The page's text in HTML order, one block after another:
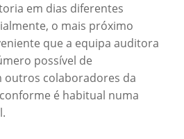
em dias diferentes
o mais próximo
que a equipa auditora
possível de
outros colaboradores da
é habitual numa